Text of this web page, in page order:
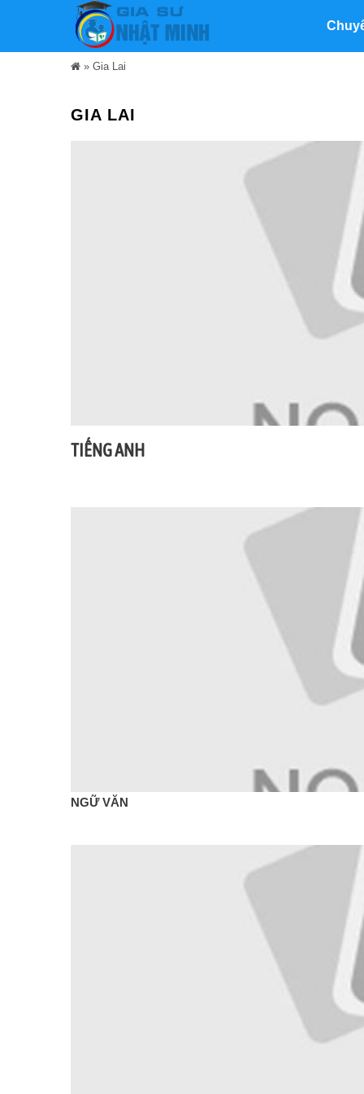
» Gia Lai
GIA LAI
TIẾNG ANH
NGỮ VĂN